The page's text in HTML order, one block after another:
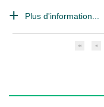
Plus d'information...